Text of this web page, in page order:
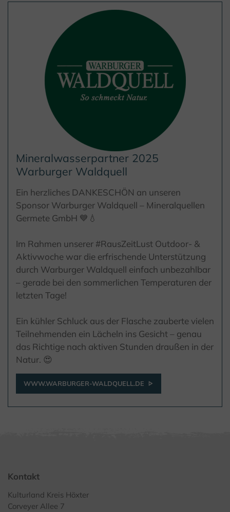
Mineralwasserpartner 2025
Warburger Waldquell
Ein herzliches DANKESCHÖN an unseren
Sponsor Warburger Waldquell – Mineralquellen
Germete GmbH 💙💧
Im Rahmen unserer #RausZeitLust Outdoor- &
Aktivwoche war die erfrischende Unterstützung
durch Warburger Waldquell einfach unbezahlbar
– gerade bei den sommerlichen Temperaturen der
letzten Tage!
Ein kühler Schluck aus der Flasche zauberte vielen
Teilnehmenden ein Lächeln ins Gesicht – genau
das Richtige nach aktiven Stunden draußen in der
Natur. 😍
WWW.WARBURGER-WALDQUELL.DE
Kontakt
Kulturland Kreis Höxter
Corveyer Allee 7